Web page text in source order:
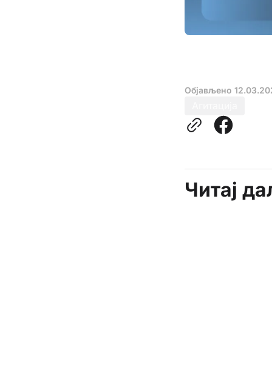
Објављено
Читај